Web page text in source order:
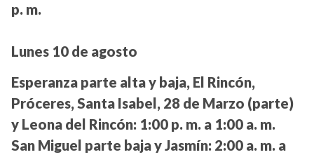
p. m.
Lunes 10 de agosto
Esperanza parte alta y baja, El Rincón,
Próceres, Santa Isabel, 28 de Marzo (parte)
y Leona del Rincón: 1:00 p. m. a 1:00 a. m.
San Miguel parte baja y Jasmín: 2:00 a. m. a